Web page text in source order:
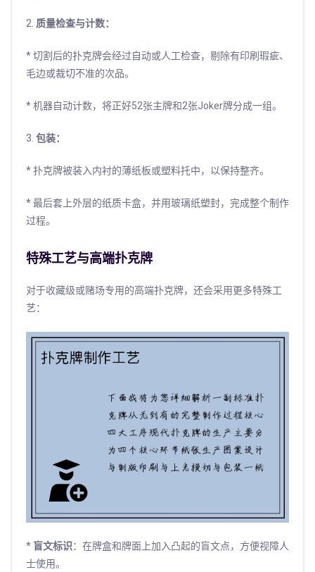
2.质量检查与计数：
* 切割后的扑克牌会经过自动或人工检查，剔除有印刷瑕疵、
毛边或裁切不准的次品。
* 机器自动计数，将正好52张主牌和2张Joker牌分成一组。
3.包装：
* 扑克牌被装入内衬的薄纸板或塑料托中，以保持整齐。
* 最后套上外层的纸质卡盒，并用玻璃纸塑封，完成整个制作
过程。
特殊工艺与高端扑克牌
对于收藏级或赌场专用的高端扑克牌，还会采用更多特殊工
艺：
*盲文标识：在牌盒和牌面上加入凸起的盲文点，方便视障人
士使用。